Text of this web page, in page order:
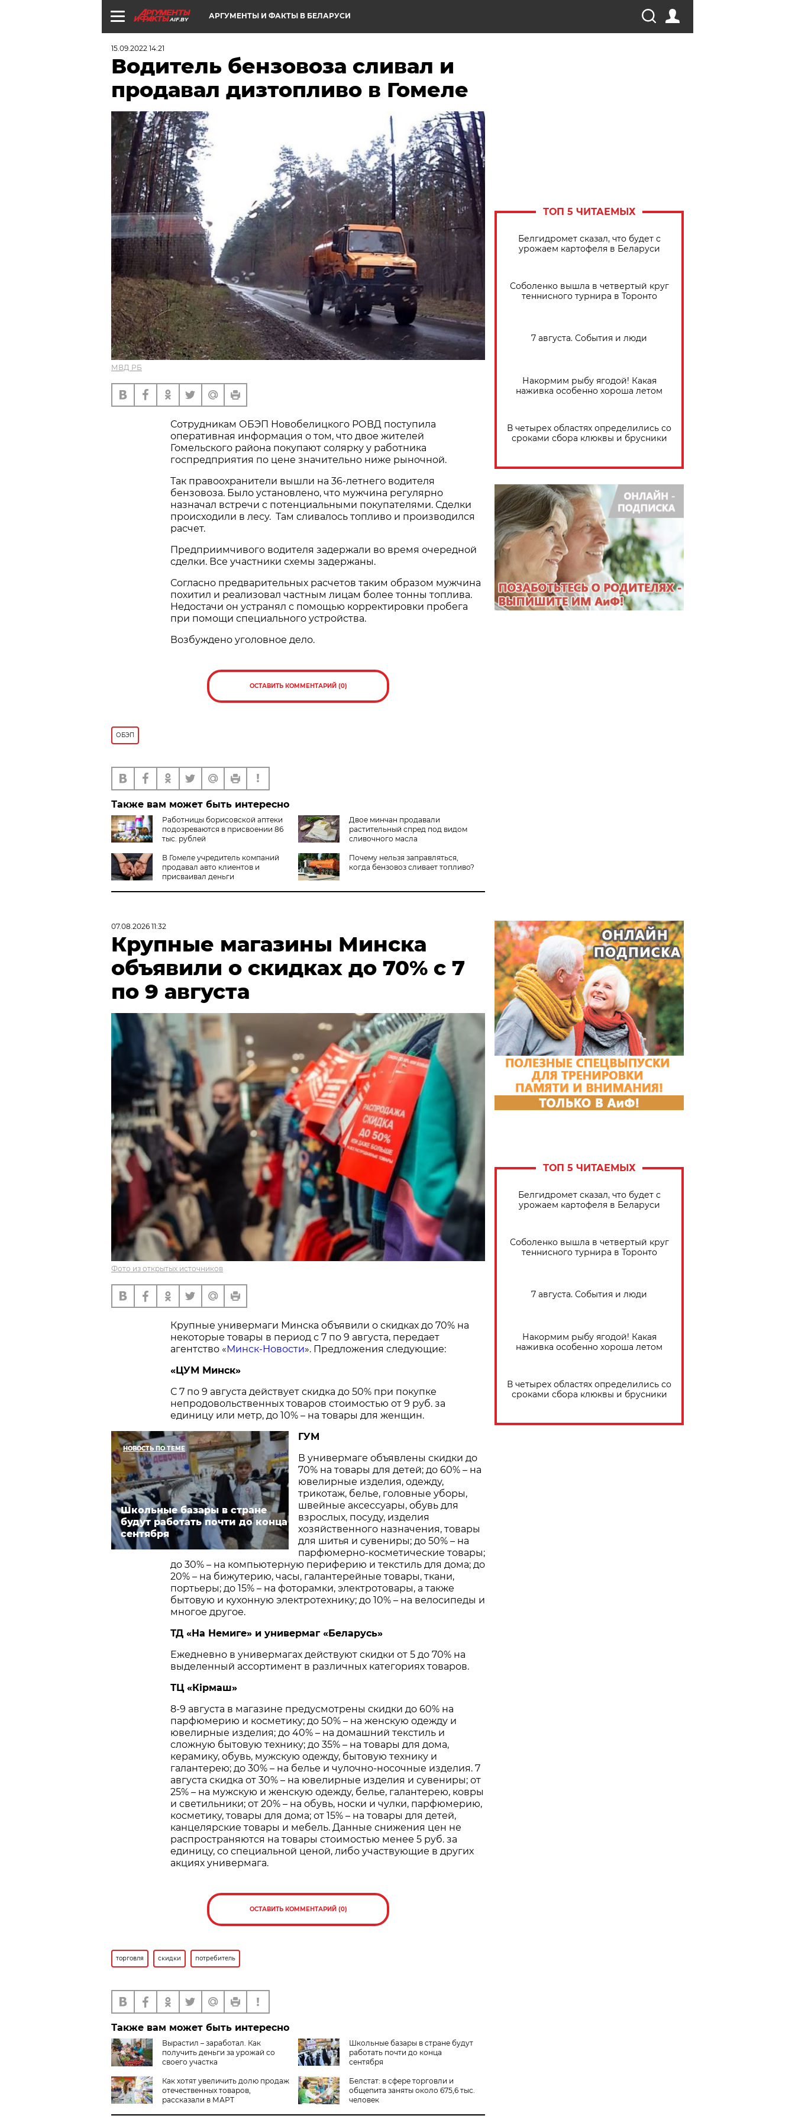
AIF.BY АРГУМЕНТЫ И ФАКТЫ В БЕЛАРУСИ
15.09.2022 14:21
Водитель бензовоза сливал и
продавал дизтопливо в Гомеле
МВД РБ
Сотрудникам ОБЭП Новобелицкого РОВД поступила
оперативная информация о том, что двое жителей
Гомельского района покупают солярку у работника
госпредприятия по цене значительно ниже рыночной.
Так правоохранители вышли на 36-летнего водителя
бензовоза. Было установлено, что мужчина регулярно
назначал встречи с потенциальными покупателями. Сделки
происходили в лесу. Там сливалось топливо и производился
расчет.
Предприимчивого водителя задержали во время очередной
сделки. Все участники схемы задержаны.
Согласно предварительных расчетов таким образом мужчина
похитил и реализовал частным лицам более тонны топлива.
Недостачи он устранял с помощью корректировки пробега
при помощи специального устройства.
Возбуждено уголовное дело.
ОСТАВИТЬ КОММЕНТАРИЙ (0)
ОБЭП
Также вам может быть интересно
Работницы борисовской аптеки
подозреваются в присвоении 86
тыс. рублей
Двое минчан продавали
растительный спред под видом
сливочного масла
В Гомеле учредитель компаний
продавал авто клиентов и
присваивал деньги
Почему нельзя заправляться,
когда бензовоз сливает топливо?
ТОП 5 ЧИТАЕМЫХ
Белгидромет сказал, что будет с
урожаем картофеля в Беларуси
Соболенко вышла в четвертый круг
теннисного турнира в Торонто
7 августа. События и люди
Накормим рыбу ягодой! Какая
наживка особенно хороша летом
В четырех областях определились со
сроками сбора клюквы и брусники
07.08.2026 11:32
Крупные магазины Минска
объявили о скидках до 70% с 7
по 9 августа
Фото из открытых источников
Крупные универмаги Минска объявили о скидках до 70% на
некоторые товары в период с 7 по 9 августа, передает
агентство « Минск-Новости». Предложения следующие:
«ЦУМ Минск»
С 7 по 9 августа действует скидка до 50% при покупке
непродовольственных товаров стоимостью от 9 руб. за
единицу или метр, до 10% – на товары для женщин.
НОВОСТЬ ПО ТЕМЕ
Школьные базары в стране
будут работать почти до конца
сентября
ГУМ
В универмаге объявлены скидки до
70% на товары для детей; до 60% – на
ювелирные изделия, одежду,
трикотаж, белье, головные уборы,
швейные аксессуары, обувь для
взрослых, посуду, изделия
хозяйственного назначения, товары
для шитья и сувениры; до 50% – на
парфюмерно-косметические товары;
до 30% – на компьютерную периферию и текстиль для дома; до
20% – на бижутерию, часы, галантерейные товары, ткани,
портьеры; до 15% – на фоторамки, электротовары, а также
бытовую и кухонную электротехнику; до 10% – на велосипеды и
многое другое.
ТД «На Немиге» и универмаг «Беларусь»
Ежедневно в универмагах действуют скидки от 5 до 70% на
выделенный ассортимент в различных категориях товаров.
ТЦ «Кiрмаш»
8-9 августа в магазине предусмотрены скидки до 60% на
парфюмерию и косметику; до 50% – на женскую одежду и
ювелирные изделия; до 40% – на домашний текстиль и
сложную бытовую технику; до 35% – на товары для дома,
керамику, обувь, мужскую одежду, бытовую технику и
галантерею; до 30% – на белье и чулочно-носочные изделия. 7
августа скидка от 30% – на ювелирные изделия и сувениры; от
25% – на мужскую и женскую одежду, белье, галантерею, ковры
и светильники; от 20% – на обувь, носки и чулки, парфюмерию,
косметику, товары для дома; от 15% – на товары для детей,
канцелярские товары и мебель. Данные снижения цен не
распространяются на товары стоимостью менее 5 руб. за
единицу, со специальной ценой, либо участвующие в других
акциях универмага.
ОСТАВИТЬ КОММЕНТАРИЙ (0)
торговля скидки потребитель
Также вам может быть интересно
Вырастил – заработал. Как
получить деньги за урожай со
своего участка
Школьные базары в стране будут
работать почти до конца
сентября
Как хотят увеличить долю продаж
отечественных товаров,
рассказали в МАРТ
Белстат: в сфере торговли и
общепита заняты около 675,6 тыс.
человек
ТОП 5 ЧИТАЕМЫХ
Белгидромет сказал, что будет с
урожаем картофеля в Беларуси
Соболенко вышла в четвертый круг
теннисного турнира в Торонто
7 августа. События и люди
Накормим рыбу ягодой! Какая
наживка особенно хороша летом
В четырех областях определились со
сроками сбора клюквы и брусники